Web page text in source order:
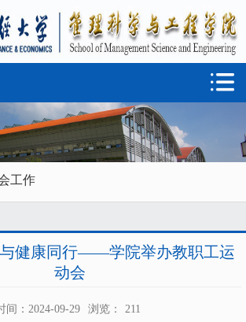
工作
健康同行——学院举办教职工运
动会
间：2024-09-29 浏览： 211